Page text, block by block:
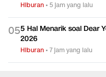
Hiburan • 5 jam yang lalu
055 Hal Menarik soal Dear
2026
Hiburan •7 jam yang lalu